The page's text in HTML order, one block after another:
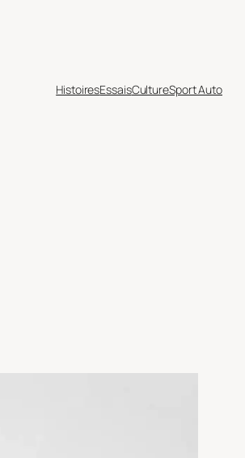
HistoiresEssaisCultureSport Auto